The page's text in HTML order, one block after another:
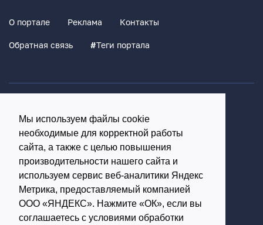
Мы используем файлы cookie
необходимые для корректной работы
сайта, а также с целью повышения
производительности нашего сайта и
используем сервис веб-аналитики Яндекс
Метрика, предоставляемый компанией
ООО «ЯНДЕКС». Нажмите «ОК», если вы
соглашаетесь с условиями обработки
О портале Реклама Контакты
Обратная связь #Теги портала
Согласие на обработку персональных данных
© Использование материалов возможно только с
письменного разрешения администрации портала
Редакция портала: